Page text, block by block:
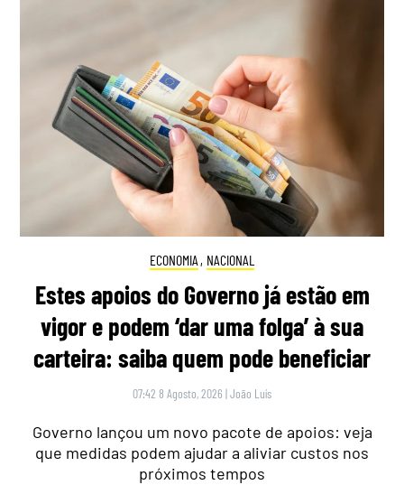
ECONOMIA , NACIONAL
Estes apoios do Governo já estão em
vigor e podem ‘dar uma folga’ à sua
carteira: saiba quem pode beneficiar
07:42 8 Agosto, 2026 |João Luís
Governo lançou um novo pacote de apoios: veja
que medidas podem ajudar a aliviar custos nos
próximos tempos